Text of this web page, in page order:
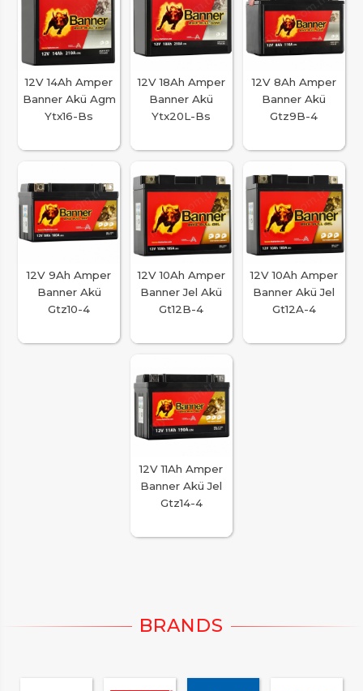
12V 14Ah Amper
Banner Akü Agm
Ytx16-Bs
12V 18Ah Amper
Banner Akü
Ytx20L-Bs
12V 8Ah Amper
Banner Akü
Gtz9B-4
12V 9Ah Amper
Banner Akü
Gtz10-4
12V 10Ah Amper
Banner Jel Akü
Gt12B-4
12V 10Ah Amper
Banner Akü Jel
Gt12A-4
12V 11Ah Amper
Banner Akü Jel
Gtz14-4